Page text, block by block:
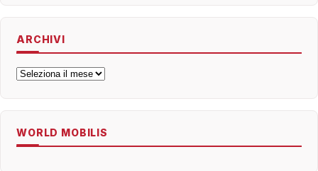
ARCHIVI
Archivi
WORLD MOBILIS